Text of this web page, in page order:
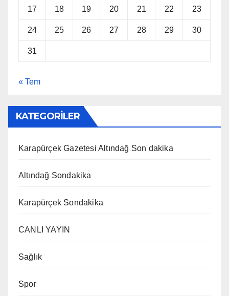
17 18 19 20 21 22 23
24 25 26 27 28 29 30
31
« Tem
KATEGORİLER
Karapürçek Gazetesi Altındağ Son dakika
Altındağ Sondakika
Karapürçek Sondakika
CANLI YAYIN
Sağlık
Spor